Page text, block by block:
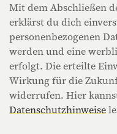
Mit dem Abschließen
erklärst du dich
personenbezogenen
werden und eine
erfolgt. Die erteilte
Wirkung für die
widerrufen. Hier
Datenschutzhinweise